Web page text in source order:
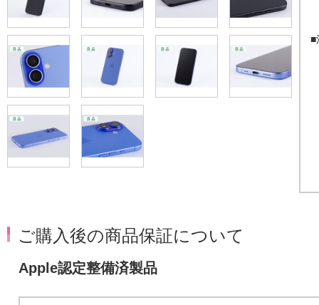
■
ご購入後の商品保証について
Apple認定整備済製品